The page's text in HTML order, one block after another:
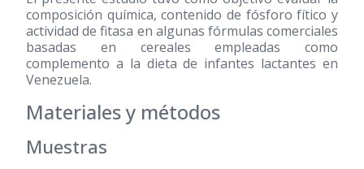
composición química, contenido de fósforo fítico y
actividad de fitasa en algunas fórmulas comerciales
basadas en cereales empleadas como
complemento a la dieta de infantes lactantes en
Venezuela.
Materiales y métodos
Muestras